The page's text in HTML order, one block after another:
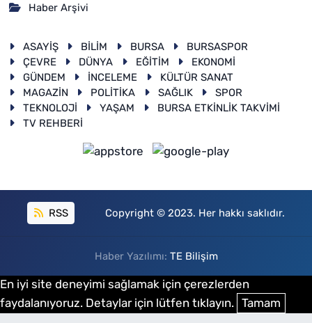
Haber Arşivi
ASAYİŞ BİLİM BURSA
BURSASPOR
ÇEVRE
DÜNYA EĞİTİM
EKONOMİ
GÜNDEM
İNCELEME
KÜLTÜR SANAT
MAGAZİN
POLİTİKA SAĞLIK
SPOR
TEKNOLOJİ
YAŞAM
BURSA ETKİNLİK TAKVİMİ
TV REHBERİ
RSS Copyright © 2023. Her hakkı saklıdır.
Haber Yazılımı: TE Bilişim
En iyi site deneyimi sağlamak için çerezlerden
faydalanıyoruz. Detaylar için lütfen tıklayın. Tamam